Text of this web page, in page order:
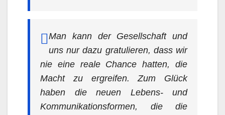
Man kann der Gesellschaft und
uns nur dazu gratulieren, dass wir
nie eine reale Chance hatten, die
Macht zu ergreifen. Zum Glück
haben die neuen Lebens- und
Kommunikationsformen, die die